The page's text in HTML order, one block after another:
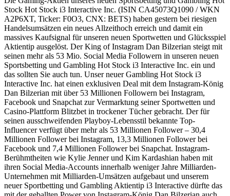
Stock Hot Stock i3 Interactive Inc. (ISIN CA45073Q1090 / WKN
A2P6XT, Ticker: F0O3, CNX: BETS) haben gestern bei riesigen
Handelsumsätzen ein neues Allzeithoch erreich und damit ein
massives Kaufsignal für unseren neuen Sportwetten und Glücksspiel
Aktientip ausgelöst. Der King of Instagram Dan Bilzerian steigt mit
seinen mehr als 53 Mio. Social Media Followern in unseren neuen
Sportsbetting und Gambling Hot Stock i3 Interactive Inc. ein und
das sollten Sie auch tun. Unser neuer Gambling Hot Stock i3
Interactive Inc. hat einen exklusiven Deal mit dem Instagram-König
Dan Bilzerian mit über 53 Millionen Followern bei Instagram,
Facebook und Snapchat zur Vermarktung seiner Sportwetten und
Casino-Plattform Blitzbet in trockener Tücher gebracht. Der für
seinen ausschweifenden Playboy-Lebensstil bekannte Top-
Influencer verfügt über mehr als 53 Millionen Follower – 30,4
Millionen Follower bei Instagram, 13,3 Millionen Follower bei
Facebook und 7,4 Millionen Follower bei Snapchat. Instagram-
Berühmtheiten wie Kylie Jenner und Kim Kardashian haben mit
ihren Social Media-Accounts innerhalb weniger Jahre Milliarden-
Unternehmen mit Milliarden-Umsätzen aufgebaut und unserem
neuer Sportbetting und Gambling Aktientip i3 Interactive dürfte das